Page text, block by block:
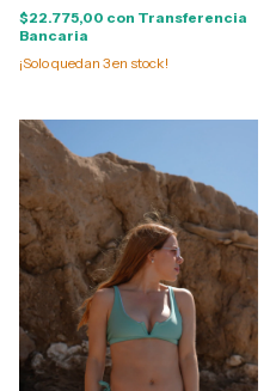
$22.775,00 con Transferencia
Bancaria
¡Solo quedan 3en stock!